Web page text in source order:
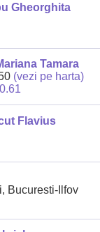
Gheorghita
Tamara
(vezi pe harta)
Flavius
Bucuresti-Ilfov